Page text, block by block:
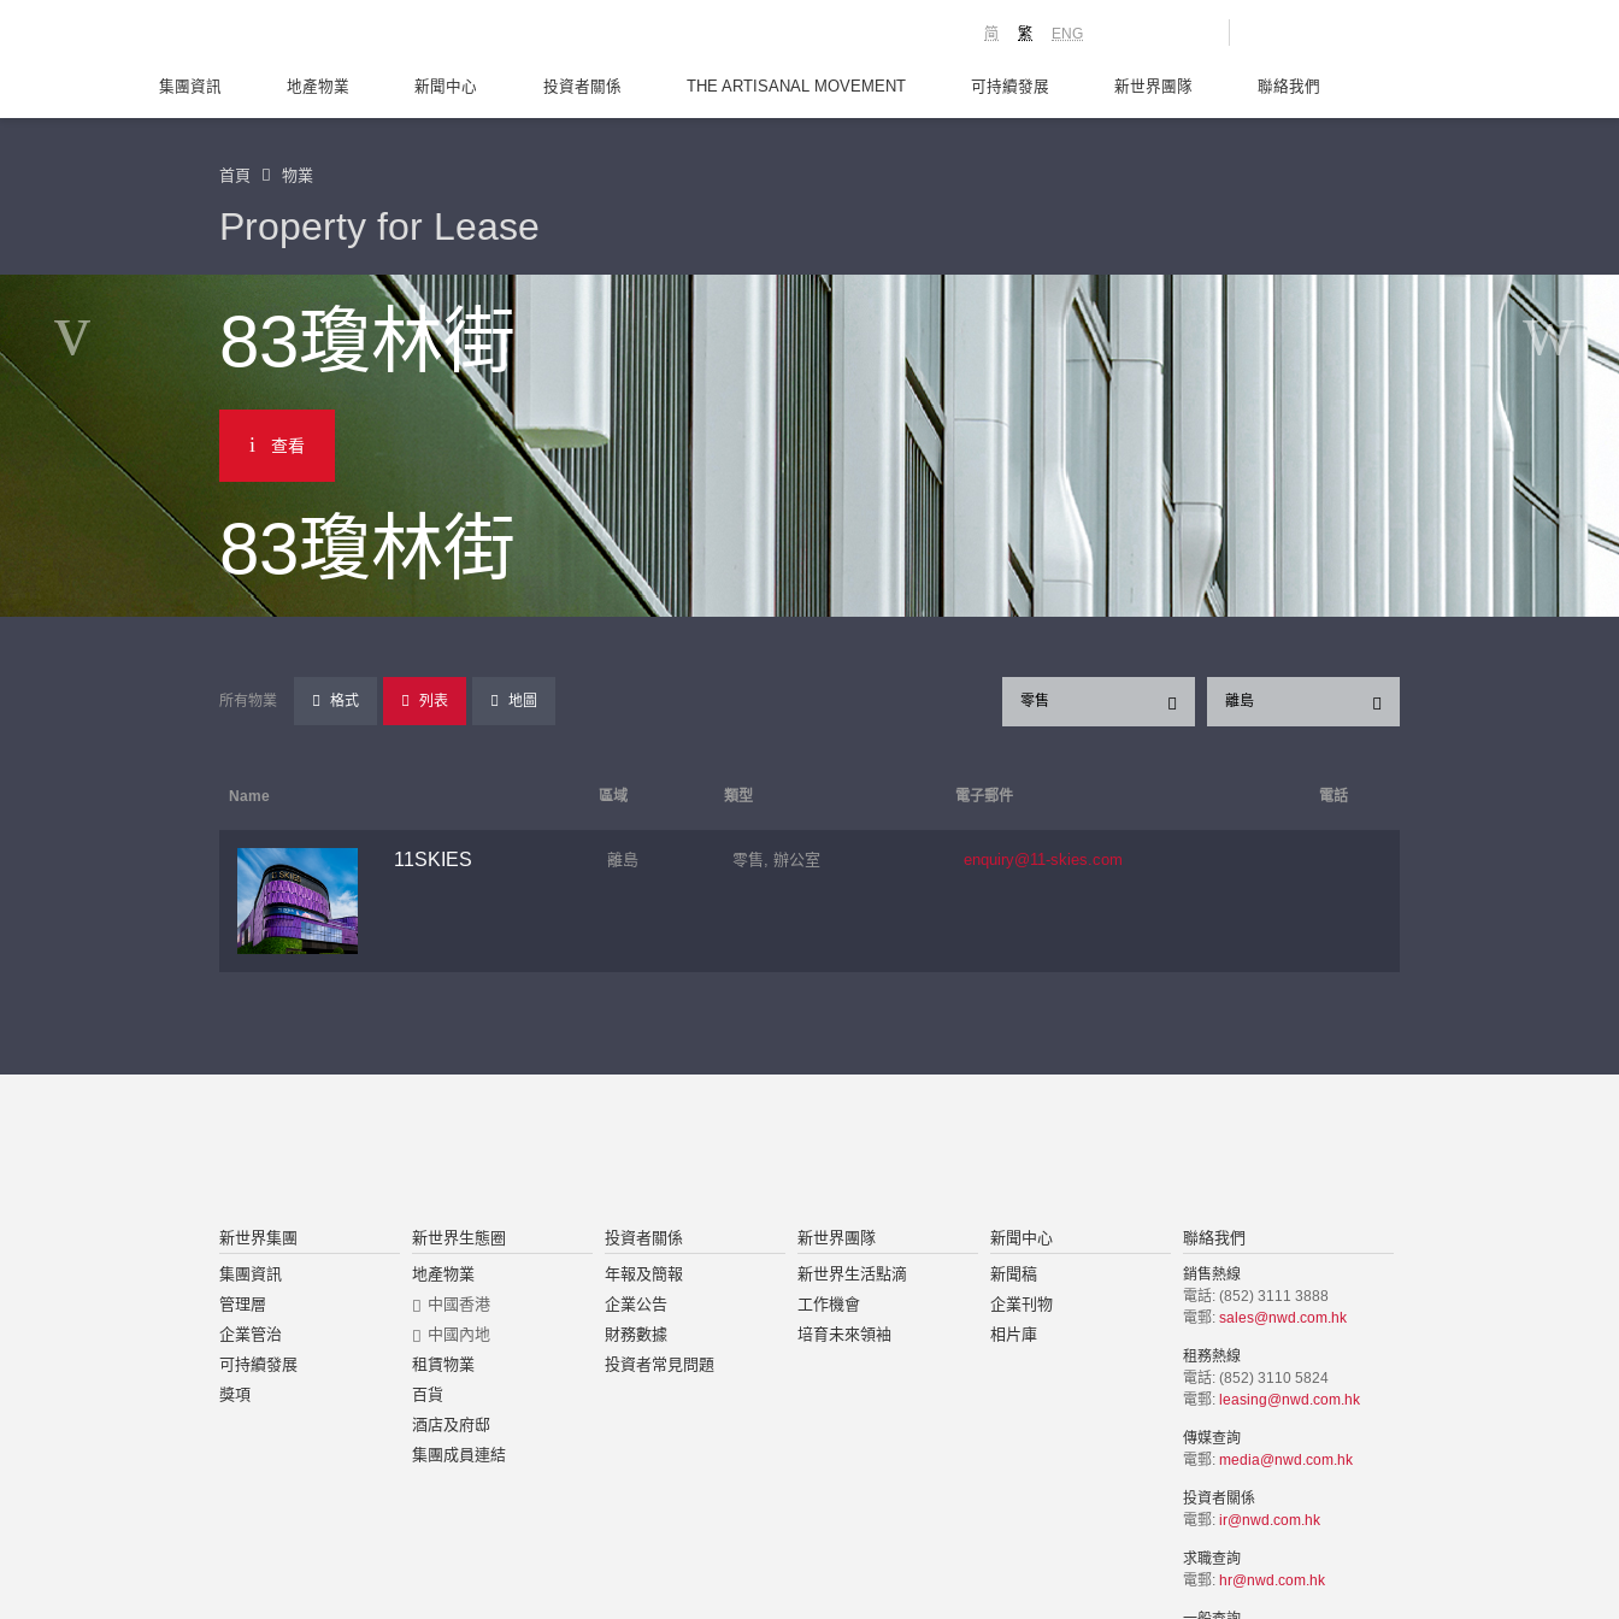
ENG
繁
简
集團資訊 地產物業 新聞中心 投資者關係 THE ARTISANAL MOVEMENT 可持續發展 新世界團隊 聯絡我們
首頁 物業
Property for Lease
83瓊林街
查看
83瓊林街
所有物業 格式 列表 地圖 離島
零售
Name 區域 類型 電子郵件 電話
11SKIES 離島 零售, 辦公室 enquiry@11-skies.com
新世界集團
集團資訊
管理層
企業管治
可持續發展
獎項
新世界生態圈
地產物業
中國香港
中國內地
租賃物業
百貨
酒店及府邸
集團成員連結
投資者關係
年報及簡報
企業公告
財務數據
投資者常見問題
新世界團隊
新世界生活點滴
工作機會
培育未來領袖
新聞中心
新聞稿
企業刊物
相片庫
聯絡我們
銷售熱線
電話: (852) 3111 3888
電郵: sales@nwd.com.hk
租務熱線
電話: (852) 3110 5824
電郵: leasing@nwd.com.hk
傳媒查詢
電郵: media@nwd.com.hk
投資者關係
電郵: ir@nwd.com.hk
求職查詢
電郵: hr@nwd.com.hk